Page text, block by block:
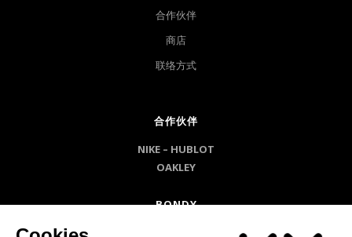
合作伙伴
商店
联络方式
合作伙伴
NIKE – HUBLOT
OAKLEY
BONDY